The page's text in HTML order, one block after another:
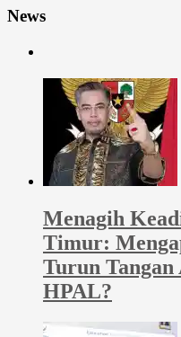
News
Menagih
Timur:
Turun Tangan
HPAL?